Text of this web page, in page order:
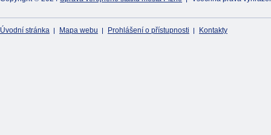
Úvodní stránka Mapa webu Prohlášení o přístupnosti Kontakty